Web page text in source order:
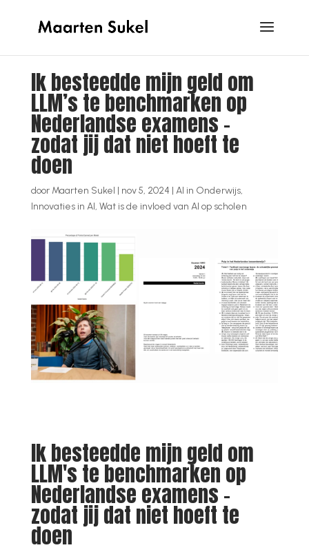
Ik besteedde mijn geld om
LLM’s te benchmarken op
Nederlandse examens –
zodat jij dat niet hoeft te
doen
door Maarten Sukel | nov 5, 2024 | AI in Onderwijs,
Innovaties in AI, Wat is de invloed van AI op scholen
Ik besteedde mijn geld om
LLM's te benchmarken op
Nederlandse examens –
zodat jij dat niet hoeft te
doen